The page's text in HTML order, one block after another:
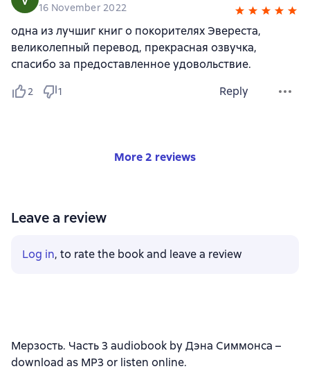
16 November 2022
одна из лучшиг книг о покорителях Эвереста,
великолепный перевод, прекрасная озвучка,
спасибо за предоставленное удовольствие.
2 1 Reply
More 2 reviews
Leave a review
Log in, to rate the book and leave a review
Мерзость. Часть 3 audiobook by Дэна Симмонса –
download as MP3 or listen online.